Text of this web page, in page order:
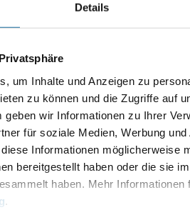
Details
um Inhalte und Anzeigen zu
zu können und die Zugriffe auf
geben wir Informationen zu Ihrer
für soziale Medien, Werbung
Informationen möglicherweise
bereitgestellt haben oder die sie
haben. Mehr Informationen